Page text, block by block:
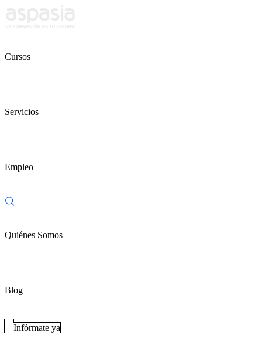
Cursos
Servicios
Empleo
Quiénes Somos
Blog
Infórmate ya